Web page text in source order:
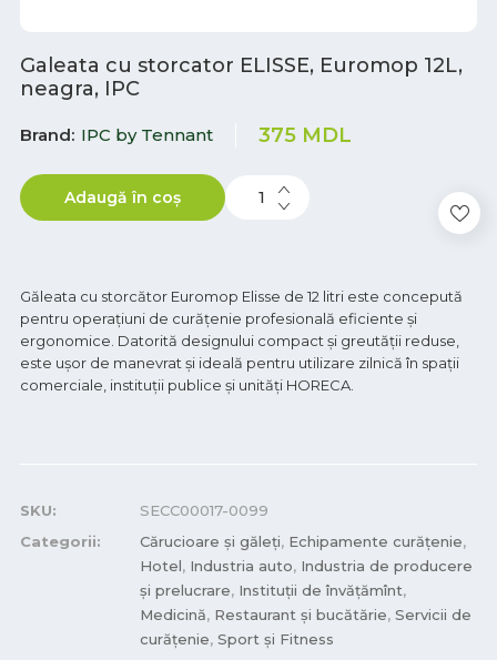
Galeata cu storcator ELISSE, Euromop 12L,
neagra, IPC
Brand IPC by Tennant 375 MDL
Adaugă în coș
Găleata cu storcător Euromop Elisse de 12 litri este concepută
pentru operațiuni de curățenie profesională eficiente și
ergonomice. Datorită designului compact și greutății reduse,
este ușor de manevrat și ideală pentru utilizare zilnică în spații
comerciale, instituții publice și unități HORECA.
SKU:
SECC00017-0099
Categorii:
Cărucioare și găleți, Echipamente curățenie,
Hotel, Industria auto, Industria de producere
și prelucrare, Instituții de învățămînt,
Medicină, Restaurant și bucătărie, Servicii de
curățenie, Sport și Fitness